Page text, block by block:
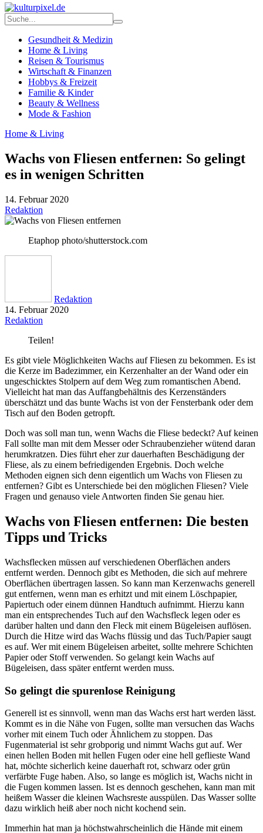
Gesundheit & Medizin
Home & Living
Reisen & Tourismus
Wirtschaft & Finanzen
Hobbys & Freizeit
Familie & Kinder
Beauty & Wellness
Mode & Fashion
Home & Living
Wachs von Fliesen entfernen: So gelingt
es in wenigen Schritten
14. Februar 2020
Redaktion
Etaphop photo/shutterstock.com
Redaktion
14. Februar 2020
Redaktion
Teilen!
Es gibt viele Möglichkeiten Wachs auf Fliesen zu bekommen. Es ist
die Kerze im Badezimmer, ein Kerzenhalter an der Wand oder ein
ungeschicktes Stolpern auf dem Weg zum romantischen Abend.
Vielleicht hat man das Auffangbehältnis des Kerzenständers
überschätzt und das bunte Wachs ist von der Fensterbank oder dem
Tisch auf den Boden getropft.
Doch was soll man tun, wenn Wachs die Fliese bedeckt? Auf keinen
Fall sollte man mit dem Messer oder Schraubenzieher wütend daran
herumkratzen. Dies führt eher zur dauerhaften Beschädigung der
Fliese, als zu einem befriedigenden Ergebnis. Doch welche
Methoden eignen sich denn eigentlich um Wachs von Fliesen zu
entfernen? Gibt es Unterschiede bei den möglichen Fliesen? Viele
Fragen und genauso viele Antworten finden Sie genau hier.
Wachs von Fliesen entfernen: Die besten
Tipps und Tricks
Wachsflecken müssen auf verschiedenen Oberflächen anders
entfernt werden. Dennoch gibt es Methoden, die sich auf mehrere
Oberflächen übertragen lassen. So kann man Kerzenwachs generell
gut entfernen, wenn man es erhitzt und mit einem Löschpapier,
Papiertuch oder einem dünnen Handtuch aufnimmt. Hierzu kann
man ein entsprechendes Tuch auf den Wachsfleck legen oder es
darüber halten und dann den Fleck mit einem Bügeleisen auflösen.
Durch die Hitze wird das Wachs flüssig und das Tuch/Papier saugt
es auf. Wer mit einem Bügeleisen arbeitet, sollte mehrere Schichten
Papier oder Stoff verwenden. So gelangt kein Wachs auf
Bügeleisen, dass später entfernt werden muss.
So gelingt die spurenlose Reinigung
Generell ist es sinnvoll, wenn man das Wachs erst hart werden lässt.
Kommt es in die Nähe von Fugen, sollte man versuchen das Wachs
vorher mit einem Tuch oder Ähnlichem zu stoppen. Das
Fugenmaterial ist sehr grobporig und nimmt Wachs gut auf. Wer
einen hellen Boden mit hellen Fugen oder eine hell geflieste Wand
hat, möchte sicherlich keine dauerhaft rot, schwarz oder grün
verfärbte Fuge haben. Also, so lange es möglich ist, Wachs nicht in
die Fugen kommen lassen. Ist es dennoch geschehen, kann man mit
heißem Wasser die kleinen Wachsreste ausspülen. Das Wasser sollte
dazu wirklich heiß aber noch nicht kochend sein.
Immerhin hat man ja höchstwahrscheinlich die Hände mit einem